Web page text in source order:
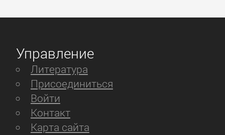
Управление
Литература
Присоединиться
Войти
Контакт
Карта сайта